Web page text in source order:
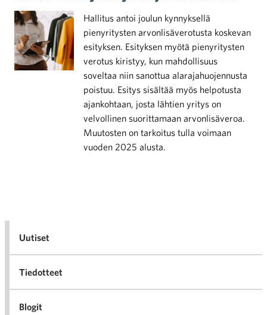
Hallitus antoi joulun kynnyksellä
pienyritysten arvonlisäverotusta koskevan
esityksen. Esityksen myötä pienyritysten
verotus kiristyy, kun mahdollisuus
soveltaa niin sanottua alarajahuojennusta
poistuu. Esitys sisältää myös helpotusta
ajankohtaan, josta lähtien yritys on
velvollinen suorittamaan arvonlisäveroa.
Muutosten on tarkoitus tulla voimaan
vuoden 2025 alusta.
Uutiset
Tiedotteet
Blogit